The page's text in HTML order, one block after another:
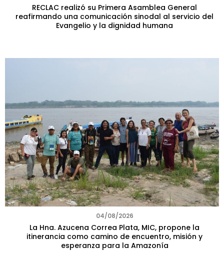
RECLAC realizó su Primera Asamblea General
reafirmando una comunicación sinodal al servicio del
Evangelio y la dignidad humana
04/08/2026
La Hna. Azucena Correa Plata, MIC, propone la
itinerancia como camino de encuentro, misión y
esperanza para la Amazonía